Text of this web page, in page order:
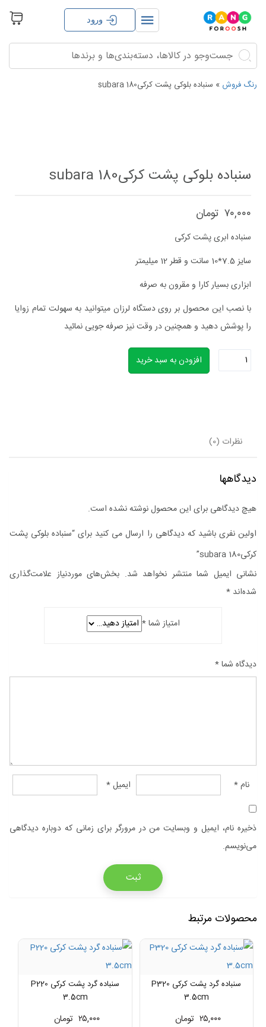
جستجو
برای:
جستجو
ورود
رنگ فروش » سنباده بلوکی پشت کرکی180 subara
سنباده بلوکی پشت کرکی180 subara
تومان ۷۰,۰۰۰
سنباده ابری پشت کرکی
سایز 7.5*10 سانت و قطر 12 میلیمتر
ابزاری بسیار کارا و مقرون به صرفه
با نصب این محصول بر روی دستگاه لرزان میتوانید به سهولت تمام زوایا
را پوشش دهید و همچنین در وقت نیز صرفه جویی نمائید
سنباده
کرکی180
عدد
افزودن به سبد خرید
نظرات (0)
دیدگاهها
هیچ دیدگاهی برای این محصول نوشته نشده است.
اولین نفری باشید که دیدگاهی را ارسال می کنید برای “سنباده بلوکی پشت
کرکی180 subara”
نشانی ایمیل شما منتشر نخواهد شد. بخش‌های موردنیاز علامت‌گذاری
شده‌اند *
امتیاز شما*
دیدگاه شما*
نام* ایمیل*
ذخیره نام، ایمیل و وبسایت من در مرورگر برای زمانی که دوباره دیدگاهی
می‌نویسم.
محصولات مرتبط
سنباده گرد پشت کرکی P320
3.5cm
تومان ۲۵,۰۰۰
سنباده گرد پشت کرکی P220
3.5cm
تومان ۲۵,۰۰۰